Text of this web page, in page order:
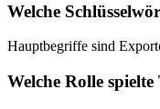
Welche
Hauptbegriffe sind
Welche Rolle